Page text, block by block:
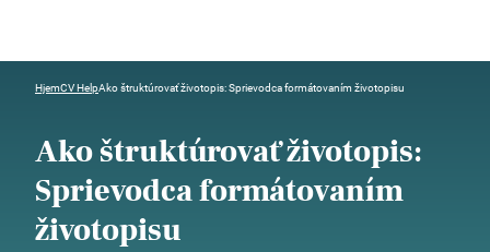
HjemCV HelpAko štruktúrovať životopis: Sprievodca formátovaním životopisu
Ako štruktúrovať životopis:
Sprievodca formátovaním
životopisu